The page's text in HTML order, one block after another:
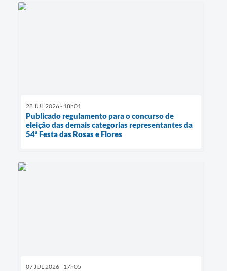
28 JUL 2026 - 18h01
Publicado regulamento para o concurso de
eleição das demais categorias representantes da
54ª Festa das Rosas e Flores
07 JUL 2026 - 17h05